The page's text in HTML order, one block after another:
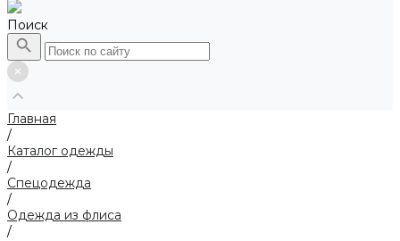
Поиск
Главная
/
Каталог одежды
/
Спецодежда
/
Одежда из флиса
/